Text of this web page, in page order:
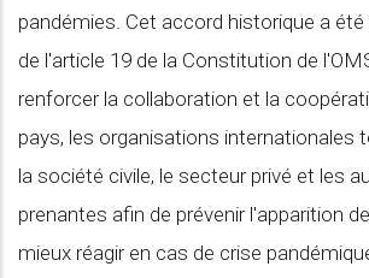
pandémies. Cet accord historique a
de l'article 19 de la Constitution de
renforcer la collaboration et la
pays, les organisations internationales
la société civile, le secteur privé et les
prenantes afin de prévenir l'apparition
mieux réagir en cas de crise